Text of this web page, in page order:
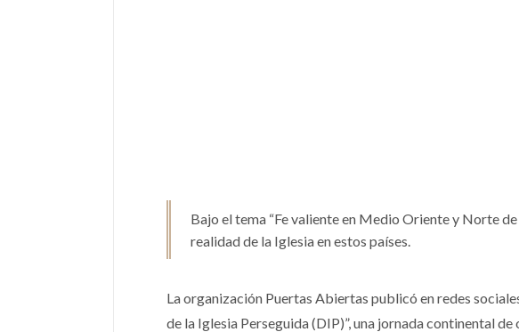
Bajo el tema “Fe valiente en Medio Oriente y Norte
realidad de la Iglesia en estos países.
La organización Puertas Abiertas publicó en redes
de la Iglesia Perseguida (DIP)”, una jornada continental